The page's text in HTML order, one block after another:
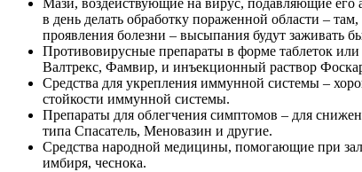
Мази, воздействующие на вирус, подавляющие его
в день делать обработку пораженной области –
проявления болезни – высыпания будут заживать
Противовирусные препараты в форме таблеток
Валтрекс, Фамвир, и инъекционный раствор
Средства для укрепления иммунной системы –
стойкости иммунной системы.
Препараты для облегчения симптомов – для
типа Спасатель, Меновазин и другие.
Средства народной медицины, помогающие при
имбиря, чеснока.